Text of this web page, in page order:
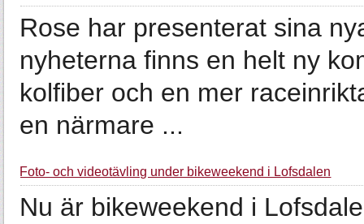
Rose har presenterat sina
nyheterna finns en helt ny
kolfiber och en mer
en närmare ...
Foto- och videotävling under bikeweekend i Lofsdalen
Nu är bikeweekend i